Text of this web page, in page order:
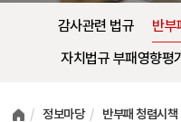
감사관련 법규 반부
자치법규 부패영향평
정보마당 반부패 청렴시책
여러분들의 의견을 남겨주세요.